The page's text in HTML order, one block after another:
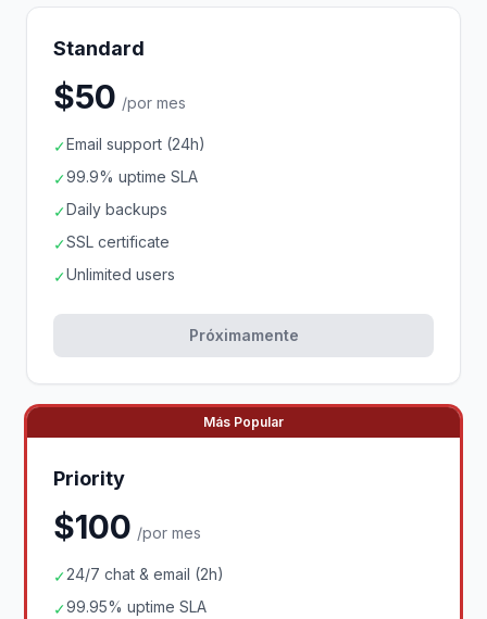
Standard
$50 /por mes
✓Email support (24h)
✓99.9% uptime SLA
✓Daily backups
✓SSL certificate
✓Unlimited users
Próximamente
Más Popular
Priority
$100 /por mes
✓24/7 chat & email (2h)
✓99.95% uptime SLA